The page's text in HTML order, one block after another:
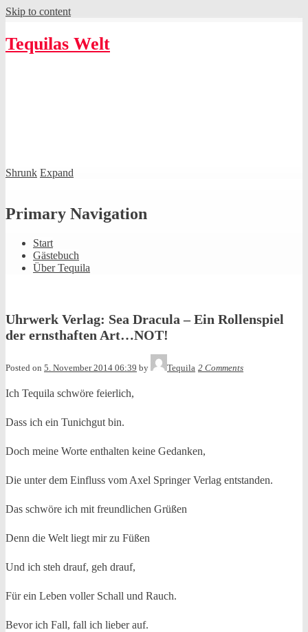
Skip to content
Tequilas Welt
Shrunk Expand
Primary Navigation
Start
Gästebuch
Über Tequila
Uhrwerk Verlag: Sea Dracula – Ein Rollenspiel
der ernsthaften Art…NOT!
Posted on 5. November 2014 06:39 by Tequila 2 Comments
Ich Tequila schwöre feierlich,
Dass ich ein Tunichgut bin.
Doch meine Worte enthalten keine Gedanken,
Die unter dem Einfluss vom Axel Springer Verlag entstanden.
Das schwöre ich mit freundlichen Grüßen
Denn die Welt liegt mir zu Füßen
Und ich steh drauf, geh drauf,
Für ein Leben voller Schall und Rauch.
Bevor ich Fall, fall ich lieber auf.